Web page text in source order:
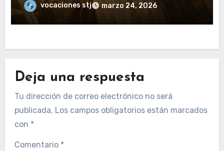
vocaciones stj marzo 24, 2026
Deja una respuesta
Tu dirección de correo electrónico no será
publicada. Los campos obligatorios están marcados
con *
Comentario *